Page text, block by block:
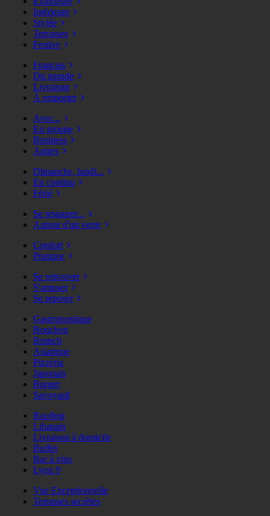
Intérieure
Stylée
Terrasses
Festive
Français
Du monde
Livraison
À emporter
Avec...
En groupe
Business
Autres
Dimanche, lundi...
En continu
Férié
Se restaurer...
Autour d'un verre
Confort
Pratique
Se retrouver
S'amuser
Se reposer
Gastronomique
Bouchon
Brunch
Asiatique
Pizzéria
Japonais
Burger
Savoyard
Rooftop
Libanais
Livraison à domicile
Buffet
Bar à vins
Lyon 9
Vue Exceptionnelle
Terrasses secrètes